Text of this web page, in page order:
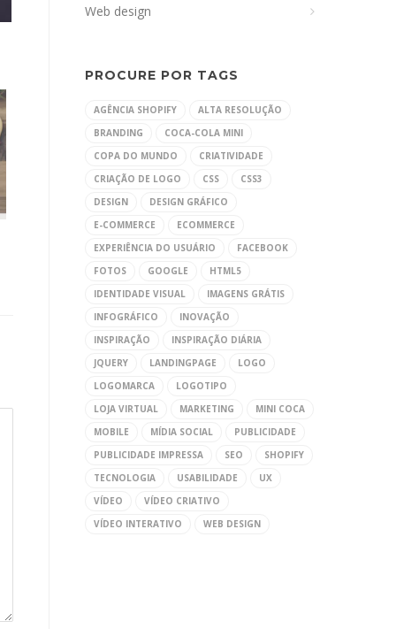
Web design
PROCURE POR TAGS
AGÊNCIA SHOPIFY
ALTA RESOLUÇÃO
BRANDING
COCA-COLA MINI
COPA DO MUNDO
CRIATIVIDADE
CRIAÇÃO DE LOGO
CSS
CSS3
DESIGN
DESIGN GRÁFICO
E-COMMERCE
ECOMMERCE
EXPERIÊNCIA DO USUÁRIO
FACEBOOK
FOTOS
GOOGLE
HTML5
IDENTIDADE VISUAL
IMAGENS GRÁTIS
INFOGRÁFICO
INOVAÇÃO
INSPIRAÇÃO
INSPIRAÇÃO DIÁRIA
JQUERY
LANDINGPAGE
LOGO
LOGOMARCA
LOGOTIPO
LOJA VIRTUAL
MARKETING
MINI COCA
MOBILE
MÍDIA SOCIAL
PUBLICIDADE
PUBLICIDADE IMPRESSA
SEO
SHOPIFY
TECNOLOGIA
USABILIDADE
UX
VÍDEO
VÍDEO CRIATIVO
VÍDEO INTERATIVO
WEB DESIGN